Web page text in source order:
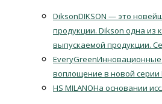
DiksonDIKSON — это
продукции. Dikson одна из
выпускаемой продукции.
EveryGreenИнновационные
воплощение в новой серии
HS MILANOНа основании